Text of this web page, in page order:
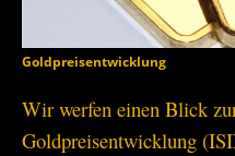
Goldpreisentwicklung
Wir werfen einen Blick
Goldpreisentwicklung